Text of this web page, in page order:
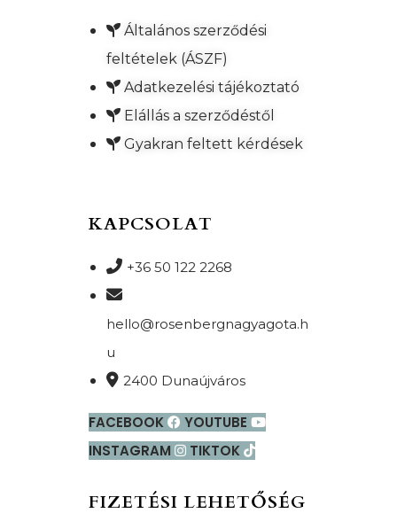
Általános szerződési
feltételek (ÁSZF)
Adatkezelési tájékoztató
Elállás a szerződéstől
Gyakran feltett kérdések
KAPCSOLAT
+36 50 122 2268
hello@rosenbergnagyagota.h
u
2400 Dunaújváros
FACEBOOK
YOUTUBE
INSTAGRAM
TIKTOK
FIZETÉSI LEHETŐSÉG